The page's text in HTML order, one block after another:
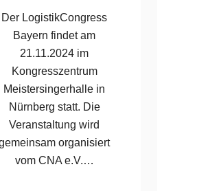
Der LogistikCongress
Bayern findet am
21.11.2024 im
Kongresszentrum
Meistersingerhalle in
Nürnberg statt. Die
Veranstaltung wird
organisiert
vom CNA e.V.…